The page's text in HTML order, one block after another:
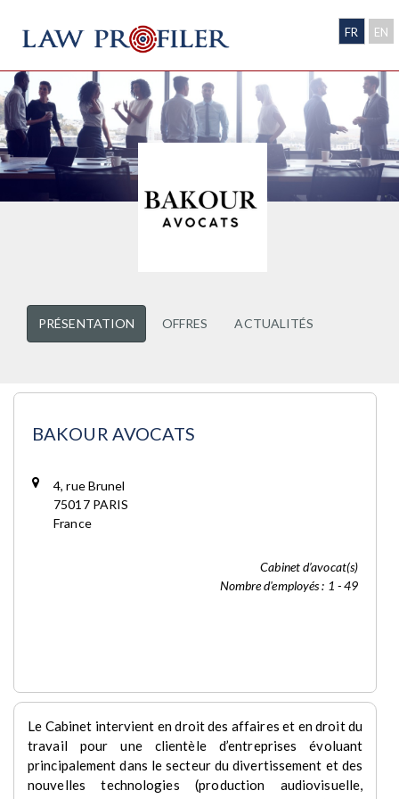
FR EN
PRÉSENTATION OFFRES ACTUALITÉS
BAKOUR AVOCATS
4, rue Brunel
75017 PARIS
France
Cabinet d’avocat(s)
Nombre d'employés : 1 - 49
Le Cabinet intervient en droit des affaires et en droit du
travail pour une clientèle d’entreprises évoluant
principalement dans le secteur du divertissement et des
nouvelles technologies (production audiovisuelle,